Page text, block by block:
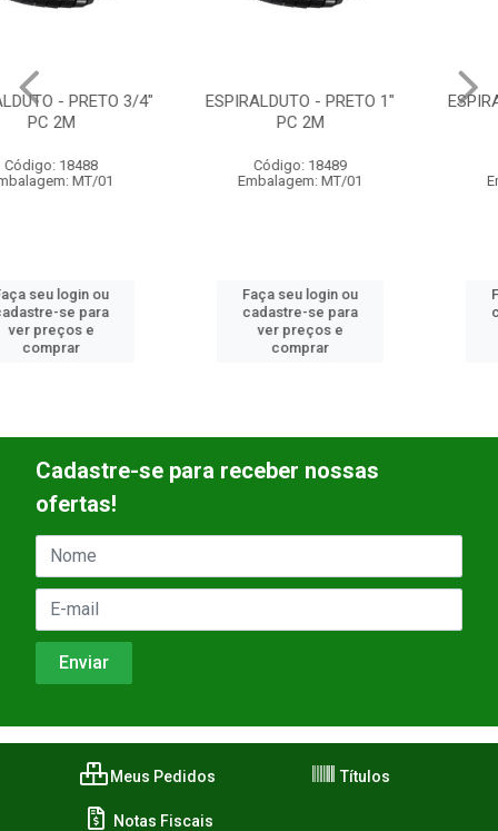
ESPIRALDUTO - PRETO 1"
Código: 18489
Embalagem: MT/01
Faça seu login ou
cadastre-se para
ver preços e
ESPIRALDUTO - BRANCO 1"
Código: 18490
Embalagem: MT/01
Faça seu login ou
cadastre-se para
ver preços e
Cadastre-se para receber nossas
ofertas!
Meus Pedidos Títulos
Notas Fiscais